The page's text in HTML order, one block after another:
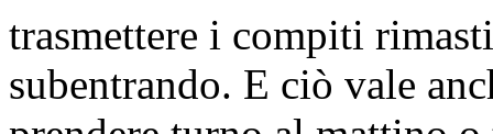
trasmettere i compiti
subentrando. E ciò vale